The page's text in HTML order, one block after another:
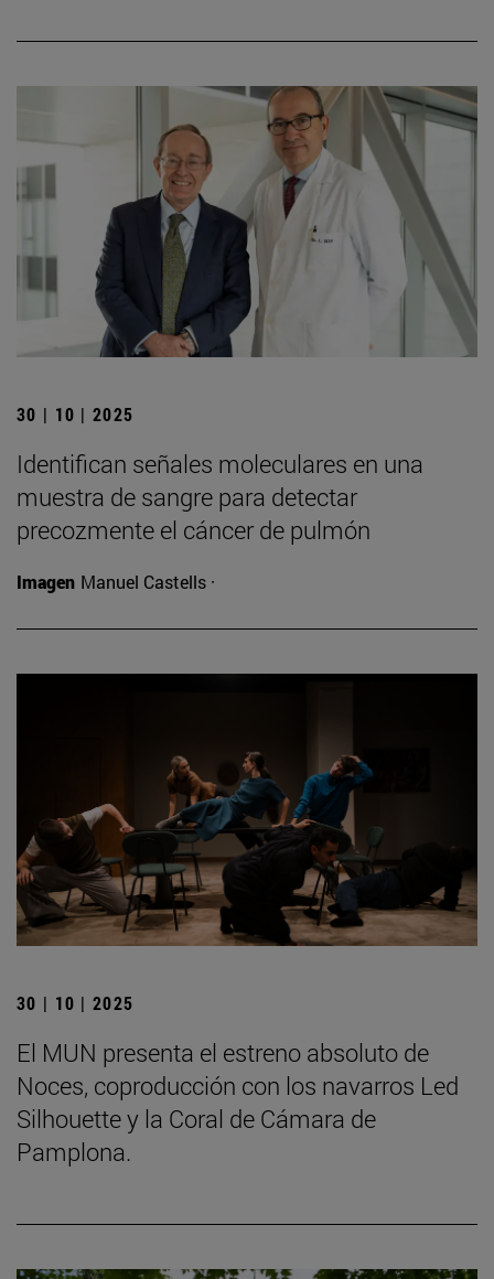
30 | 10 | 2025
Identifican señales moleculares en una
muestra de sangre para detectar
precozmente el cáncer de pulmón
Imagen Manuel Castells ·
30 | 10 | 2025
El MUN presenta el estreno absoluto de
Noces, coproducción con los navarros Led
Silhouette y la Coral de Cámara de
Pamplona.